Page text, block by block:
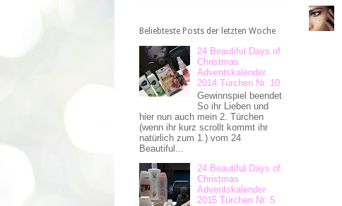
Beliebteste Posts der letzten Woche
24 Beautiful Days of
Christmas
Adventskalender
2014 Türchen Nr. 10
Gewinnspiel beendet
So ihr Lieben und
hier nun auch mein 2. Türchen
(wenn ihr kurz scrollt kommt ihr
natürlich zum 1.) vom 24
Beautiful...
24 Beautiful Days of
Christmas
Adventskalender
2015 Türchen Nr. 5